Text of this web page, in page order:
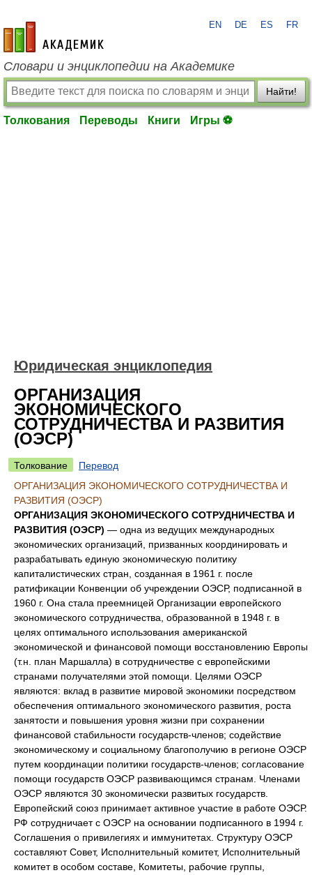
academic.ru
EN DE ES FR
Словари и энциклопедии на Академике
Найти!
Толкования Переводы Книги Игры ⚽
Юридическая энциклопедия
ОРГАНИЗАЦИЯ
ЭКОНОМИЧЕСКОГО
СОТРУДНИЧЕСТВА И РАЗВИТИЯ
(ОЭСР)
Толкование
Перевод
ОРГАНИЗАЦИЯ ЭКОНОМИЧЕСКОГО СОТРУДНИЧЕСТВА И
РАЗВИТИЯ (ОЭСР)
ОРГАНИЗАЦИЯ ЭКОНОМИЧЕСКОГО СОТРУДНИЧЕСТВА И
РАЗВИТИЯ (ОЭСР) — одна из ведущих международных
экономических организаций, призванных координировать и
разрабатывать единую экономическую политику
капиталистических стран, созданная в 1961 г. после
ратификации Конвенции об учреждении ОЭСР, подписанной в
1960 г. Она стала преемницей Организации европейского
экономического сотрудничества, образованной в 1948 г. в
целях оптимального использования американской
экономической и финансовой помощи восстановлению Европы
(т.н. план Маршалла) в сотрудничестве с европейскими
странами получателями этой помощи. Целями ОЭСР
являются: вклад в развитие мировой экономики посредством
обеспечения оптимального экономического развития, роста
занятости и повышения уровня жизни при сохранении
финансовой стабильности государств-членов; содействие
экономическому и социальному благополучию в регионе ОЭСР
путем координации политики государств-членов; согласование
помощи государств ОЭСР развивающимся странам. Членами
ОЭСР являются 30 экономически развитых государств.
Европейский союз принимает активное участие в работе ОЭСР.
РФ сотрудничает с ОЭСР на основании подписанного в 1994 г.
Соглашения о привилегиях и иммунитетах. Структуру ОЭСР
составляют Совет, Исполнительный комитет, Исполнительный
комитет в особом составе, Комитеты, рабочие группы,